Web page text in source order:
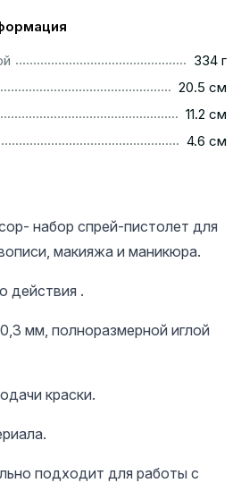
334 г
20.5 см
11.2 см
4.6 см
набор спрей-пистолет для
макияжа и маникюра.
действия .
мм, полноразмерной иглой
краски.
подходит для работы с